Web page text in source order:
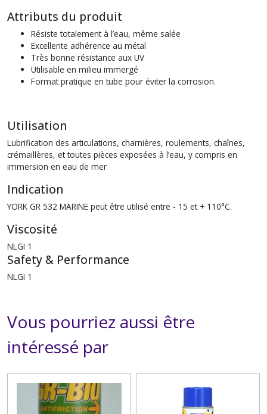
Attributs du produit
Résiste totalement à l’eau, même salée
Excellente adhérence au métal
Très bonne résistance aux UV
Utilisable en milieu immergé
Format pratique en tube pour éviter la corrosion.
Utilisation
Lubrification des articulations, charnières, roulements, chaînes,
crémaillères, et toutes pièces exposées à l’eau, y compris en
immersion en eau de mer
Indication
YORK GR 532 MARINE peut être utilisé entre - 15 et + 110°C.
Viscosité
NLGI 1
Safety & Performance
NLGI 1
Vous pourriez aussi être
intéressé par